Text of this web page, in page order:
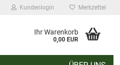
Kundenlogin Merkzettel
Ihr Warenkorb
0,00 EUR